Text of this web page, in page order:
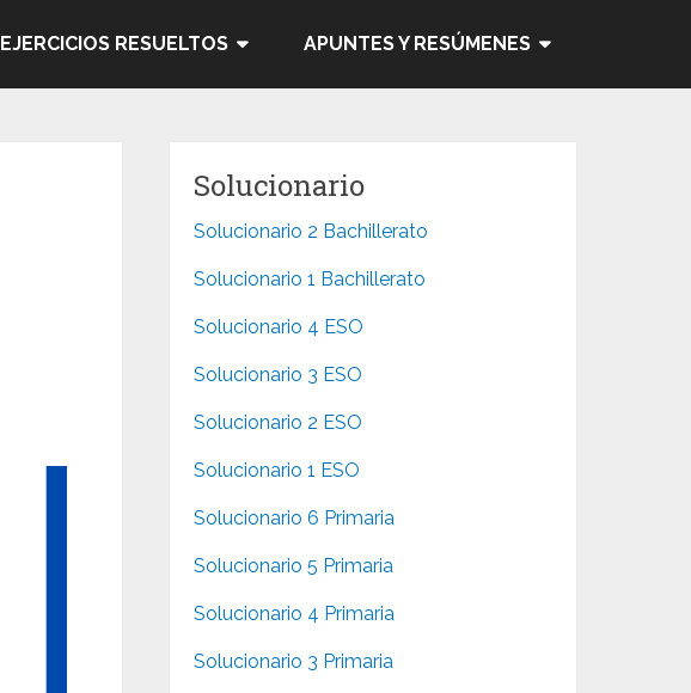
EJERCICIOS RESUELTOS APUNTES Y RESÚMENES
Solucionario
Solucionario 2 Bachillerato
Solucionario 1 Bachillerato
Solucionario 4 ESO
Solucionario 3 ESO
Solucionario 2 ESO
Solucionario 1 ESO
Solucionario 6 Primaria
Solucionario 5 Primaria
Solucionario 4 Primaria
Solucionario 3 Primaria